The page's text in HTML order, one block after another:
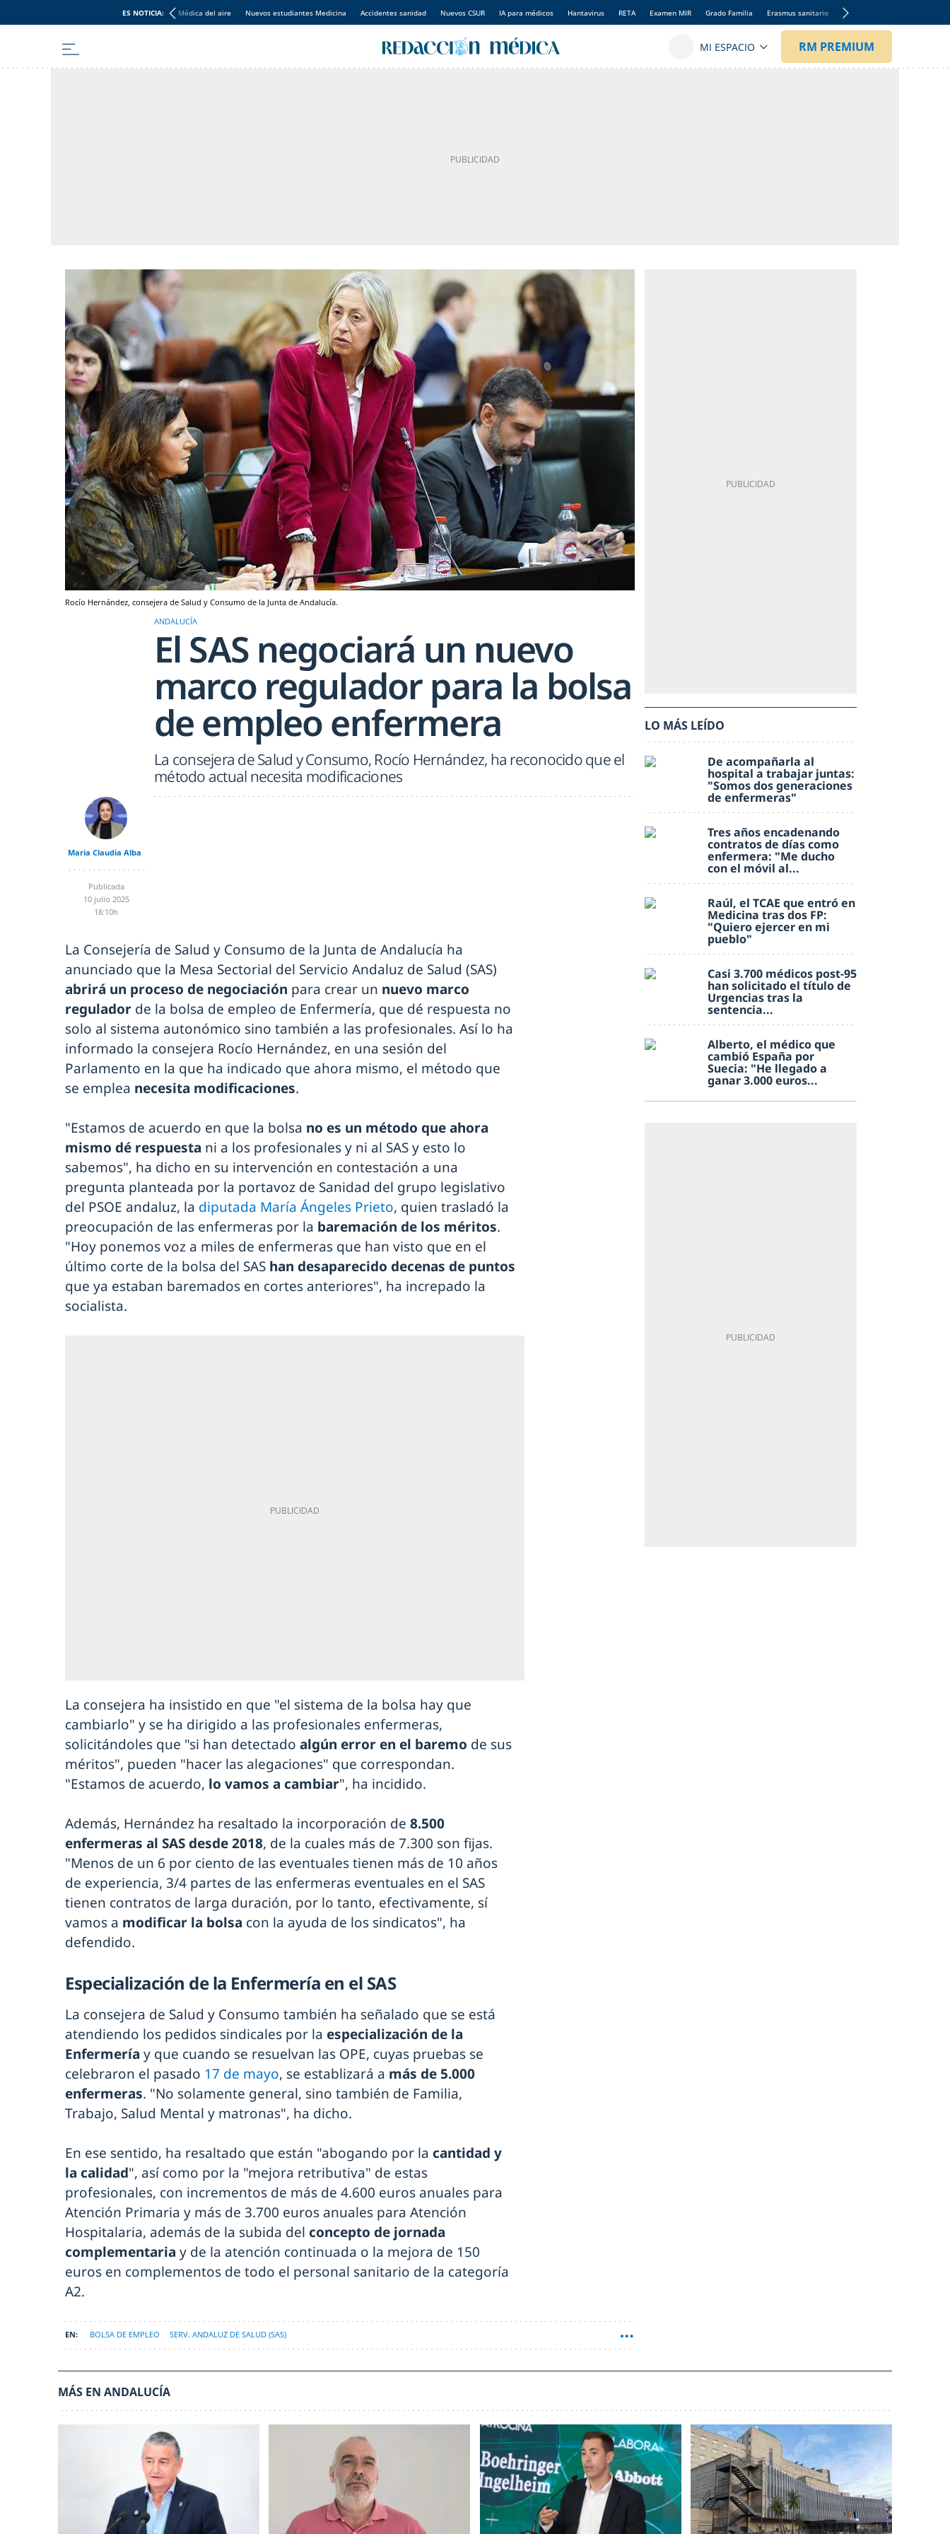
ES NOTICIA: Médica del aire Nuevos estudiantes Medicina Accidentes sanidad Nuevos CSUR IA para médicos Hantavirus RETA Examen MIR Grado Familia Erasmus sanitario
Rocío Hernández, consejera de Salud y Consumo de la Junta de Andalucía.
ANDALUCÍA
El SAS negociará un nuevo
marco regulador para la bolsa
de empleo enfermera
La consejera de Salud y Consumo, Rocío Hernández, ha reconocido que el
método actual necesita modificaciones
Maria Claudia Alba
Publicada
10 julio 2025
18:10h
La Consejería de Salud y Consumo de la Junta de Andalucía ha
anunciado que la Mesa Sectorial del Servicio Andaluz de Salud (SAS)
abrirá un proceso de negociación para crear un nuevo marco
regulador de la bolsa de empleo de Enfermería, que dé respuesta no
solo al sistema autonómico sino también a las profesionales. Así lo ha
informado la consejera Rocío Hernández, en una sesión del
Parlamento en la que ha indicado que ahora mismo, el método que
se emplea necesita modificaciones.
"Estamos de acuerdo en que la bolsa no es un método que ahora
mismo dé respuesta ni a los profesionales y ni al SAS y esto lo
sabemos", ha dicho en su intervención en contestación a una
pregunta planteada por la portavoz de Sanidad del grupo legislativo
del PSOE andaluz, la diputada María Ángeles Prieto, quien trasladó la
preocupación de las enfermeras por la baremación de los méritos.
"Hoy ponemos voz a miles de enfermeras que han visto que en el
último corte de la bolsa del SAS han desaparecido decenas de puntos
que ya estaban baremados en cortes anteriores", ha increpado la
socialista.
La consejera ha insistido en que "el sistema de la bolsa hay que
cambiarlo" y se ha dirigido a las profesionales enfermeras,
solicitándoles que "si han detectado algún error en el baremo de sus
méritos", pueden "hacer las alegaciones" que correspondan.
"Estamos de acuerdo, lo vamos a cambiar", ha incidido.
Además, Hernández ha resaltado la incorporación de 8.500
enfermeras al SAS desde 2018, de la cuales más de 7.300 son fijas.
"Menos de un 6 por ciento de las eventuales tienen más de 10 años
de experiencia, 3/4 partes de las enfermeras eventuales en el SAS
tienen contratos de larga duración, por lo tanto, efectivamente, sí
vamos a modificar la bolsa con la ayuda de los sindicatos", ha
defendido.
Especialización de la Enfermería en el SAS
La consejera de Salud y Consumo también ha señalado que se está
atendiendo los pedidos sindicales por la especialización de la
Enfermería y que cuando se resuelvan las OPE, cuyas pruebas se
celebraron el pasado 17 de mayo, se establizará a más de 5.000
enfermeras. "No solamente general, sino también de Familia,
Trabajo, Salud Mental y matronas", ha dicho.
En ese sentido, ha resaltado que están "abogando por la cantidad y
la calidad", así como por la "mejora retributiva" de estas
profesionales, con incrementos de más de 4.600 euros anuales para
Atención Primaria y más de 3.700 euros anuales para Atención
Hospitalaria, además de la subida del concepto de jornada
complementaria y de la atención continuada o la mejora de 150
euros en complementos de todo el personal sanitario de la categoría
A2.
BOLSA DE EMPLEO SERV. ANDALUZ DE SALUD (SAS)
LO MÁS LEÍDO
De acompañarla al
hospital a trabajar juntas:
"Somos dos generaciones
de enfermeras"
Tres años encadenando
contratos de días como
enfermera: "Me ducho
con el móvil al...
Raúl, el TCAE que entró en
Medicina tras dos FP:
"Quiero ejercer en mi
pueblo"
Casi 3.700 médicos post-95
han solicitado el título de
Urgencias tras la
sentencia...
Alberto, el médico que
cambió España por
Suecia: "He llegado a
ganar 3.000 euros...
MÁS EN ANDALUCÍA